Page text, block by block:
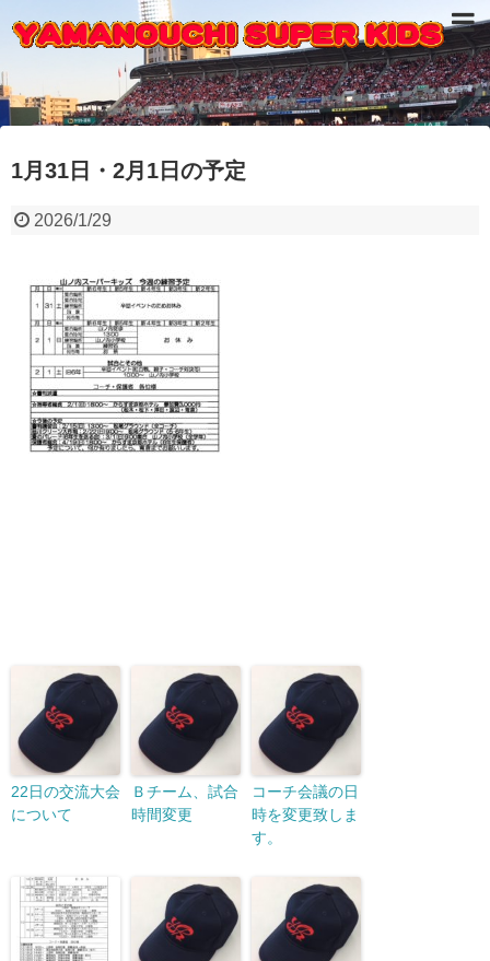
1月31日・2月1日の予定
2026/1/29
22日の交流大会
について
Ｂチーム、試合
時間変更
コーチ会議の日
時を変更致しま
す。